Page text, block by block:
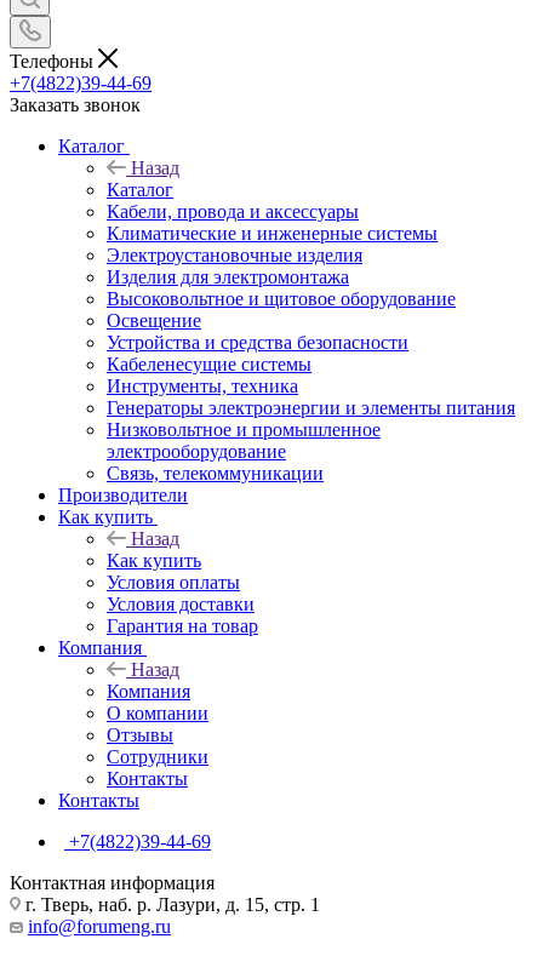
Телефоны
+7(4822)39-44-69
Заказать звонок
Каталог
Назад
Каталог
Кабели, провода и аксессуары
Климатические и инженерные системы
Электроустановочные изделия
Изделия для электромонтажа
Высоковольтное и щитовое оборудование
Освещение
Устройства и средства безопасности
Кабеленесущие системы
Инструменты, техника
Генераторы электроэнергии и элементы питания
Низковольтное и промышленное
электрооборудование
Связь, телекоммуникации
Производители
Как купить
Назад
Как купить
Условия оплаты
Условия доставки
Гарантия на товар
Компания
Назад
Компания
О компании
Отзывы
Сотрудники
Контакты
Контакты
+7(4822)39-44-69
Контактная информация
г. Тверь, наб. р. Лазури, д. 15, стр. 1
info@forumeng.ru